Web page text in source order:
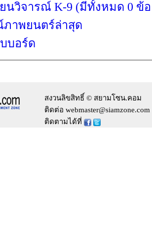
นวิจารณ์ K-9 (มีทั้งหมด 0 ข้
ภาพยนตร์ล่าสุด
บอร์ด
สงวนลิขสิทธิ์ © สยามโซน.คอม
ติดต่อ webmaster@siamzone.com
ติดตามได้ที่